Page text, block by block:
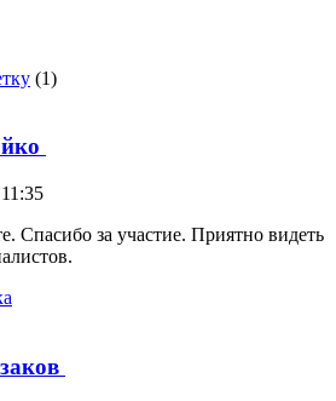
(1)
Спасибо за участие. Приятно видеть